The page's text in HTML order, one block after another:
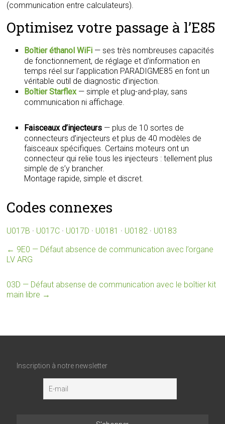
(communication entre calculateurs).
Optimisez votre passage à l’E85
Boîtier éthanol WiFi — ses très nombreuses capacités
de fonctionnement, de réglage et d’information en
temps réel sur l’application PARADIGME85 en font un
véritable outil de diagnostic d’injection.
Boîtier Starflex— simple et plug-and-play, sans
communication ni affichage.
Faisceaux d’injecteurs — plus de 10 sortes de
connecteurs d’injecteurs et plus de 40 modèles de
faisceaux spécifiques. Certains moteurs ont un
connecteur qui relie tous les injecteurs : tellement plus
simple de s’y brancher.
Montage rapide, simple et discret.
Codes connexes
U017B · U017C · U017D · U0181 · U0182 · U0183
← 9E0 — Défaut absence de communication avec l’organe
LV ARG
03D — Défaut absense de communication avec le boîtier kit
main libre →
Inscription à notre newsletter